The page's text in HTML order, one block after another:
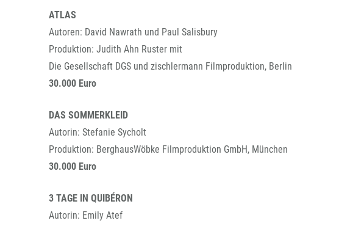
ATLAS
Autoren: David Nawrath und Paul Salisbury
Produktion: Judith Ahn Ruster mit
Die Gesellschaft DGS und zischlermann Filmproduktion, Berlin
30.000 Euro
DAS SOMMERKLEID
Autorin: Stefanie Sycholt
Produktion: BerghausWöbke Filmproduktion GmbH, München
30.000 Euro
3 TAGE IN QUIBÉRON
Autorin: Emily Atef